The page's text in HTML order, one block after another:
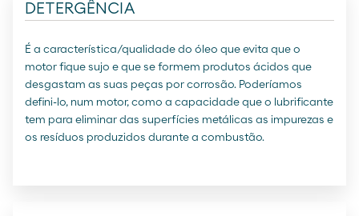
DETERGÊNCIA
É a característica/qualidade do óleo que evita que o
motor fique sujo e que se formem produtos ácidos que
desgastam as suas peças por corrosão. Poderíamos
defini-lo, num motor, como a capacidade que o lubrificante
tem para eliminar das superfícies metálicas as impurezas e
os resíduos produzidos durante a combustão.